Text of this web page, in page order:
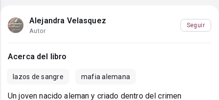
Alejandra Velasquez
Autor
Seguir
Acerca del libro
lazos de sangre mafia alemana
Un joven nacido aleman y criado dentro del crimen